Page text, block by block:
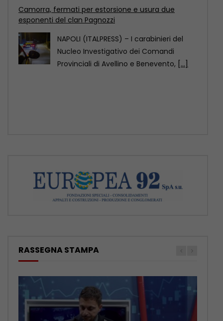
Nucleo Investigativo dei Comandi
Provinciali di Avellino e Benevento,
Vannacci “Futuro Nazionale non questua voti, valori
non sono negoziabili”
RASSEGNA STAMPA